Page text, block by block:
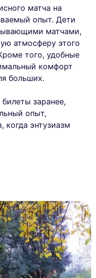
матча на
опыт. Дети
матчами,
атмосферу этого
того, удобные
комфорт
больших.
заранее,
опыт,
когда энтузиазм